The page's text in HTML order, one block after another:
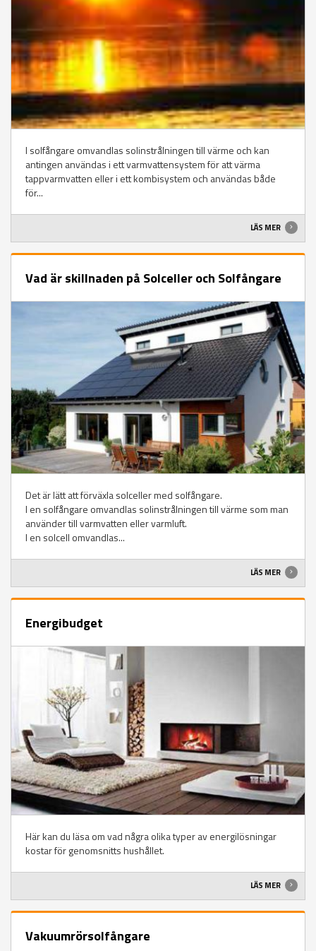
I solfångare omvandlas solinstrålningen till värme och kan
antingen användas i ett varmvattensystem för att värma
tappvarmvatten eller i ett kombisystem och användas både
för...
LÄS MER
Vad är skillnaden på Solceller och Solfångare
Det är lätt att förväxla solceller med solfångare.
I en solfångare omvandlas solinstrålningen till värme som man
använder till varmvatten eller varmluft.
I en solcell omvandlas...
LÄS MER
Energibudget
Här kan du läsa om vad några olika typer av energilösningar
kostar för genomsnitts hushållet.
LÄS MER
Vakuumrörsolfångare